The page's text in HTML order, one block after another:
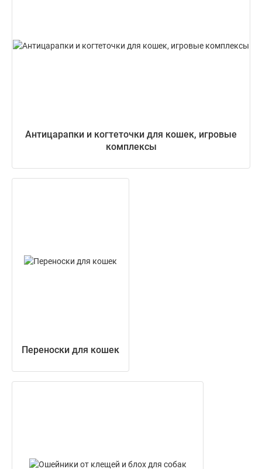
Антицарапки и когтеточки для кошек, игровые
комплексы
Переноски для кошек